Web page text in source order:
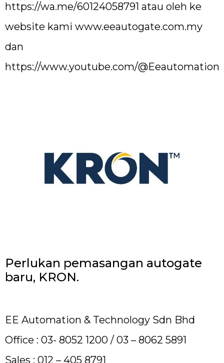
https://wa.me/60124058791 atau oleh ke
website kami www.eeautogate.com.my
dan
https://www.youtube.com/@Eeautomation
Perlukan pemasangan autogate
baru, KRON.
EE Automation & Technology Sdn Bhd
Office : 03- 8052 1200 / 03 – 8062 5891
Sales : 012 – 405 8791